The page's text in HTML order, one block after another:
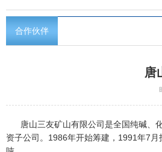
合作伙伴
唐
唐山三友矿山有限公司是全国纯碱、
资子公司。1986年开始筹建，1991年7